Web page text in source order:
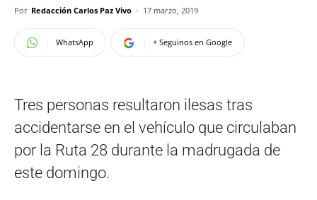
Por Redacción Carlos Paz Vivo - 17 marzo, 2019
WhatsApp + Seguinos en Google
Tres personas resultaron ilesas tras
accidentarse en el vehículo que circulaban
por la Ruta 28 durante la madrugada de
este domingo.